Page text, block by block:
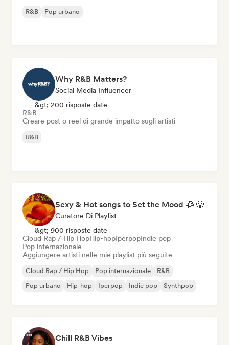
R&B Pop urbano
Why R&B Matters?
Social Media Influencer
&gt; 200 risposte date
R&B
Creare post o reel di grande impatto sugli artisti
R&B
Sexy & Hot songs to Set the Mood 🥀 🥵
Curatore Di Playlist
&gt; 900 risposte date
Cloud Rap / Hip HopHip-hopIperpopIndie pop
Pop internazionale
Aggiungere artisti nelle mie playlist più seguite
Cloud Rap / Hip Hop Pop internazionale
R&B
Pop urbano
Hip-hop Iperpop Indie pop Synthpop
Chill R&B Vibes